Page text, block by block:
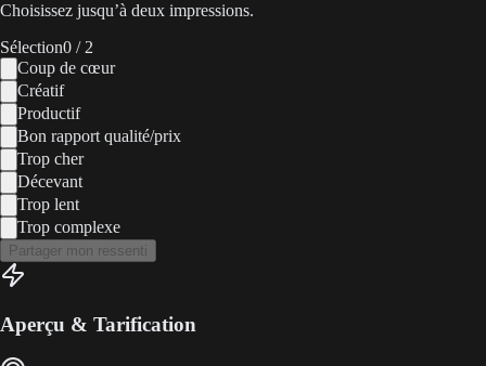
Choisissez jusqu’à deux impressions.
Sélection0 / 2
Coup de cœur
Créatif
Productif
Bon rapport qualité/prix
Trop cher
Décevant
Trop lent
Trop complexe
Partager mon ressenti
Aperçu & Tarification